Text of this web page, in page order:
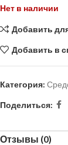
Нет в наличии
Добавить
Добавить в
Категория:
Поделиться:
Отзывы (0)